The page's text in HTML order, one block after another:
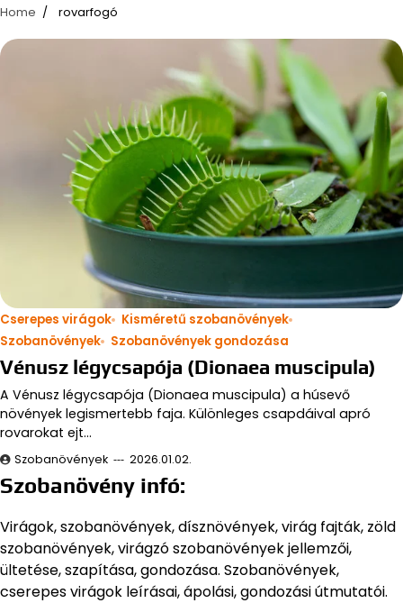
Home rovarfogó
Cserepes virágok
Kisméretű szobanövények
Szobanövények
Szobanövények gondozása
Vénusz légycsapója (Dionaea muscipula)
A Vénusz légycsapója (Dionaea muscipula) a húsevő
növények legismertebb faja. Különleges csapdáival apró
rovarokat ejt…
Szobanövények 2026.01.02.
Szobanövény infó:
Virágok, szobanövények, dísznövények, virág fajták, zöld
szobanövények, virágzó szobanövények jellemzői,
ültetése, szapítása, gondozása. Szobanövények,
cserepes virágok leírásai, ápolási, gondozási útmutatói.